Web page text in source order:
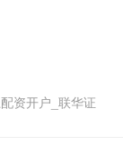
资开户_联华证